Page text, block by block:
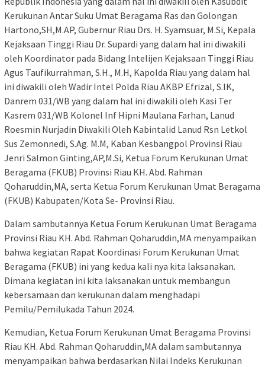
Kerukunan Antar Suku Umat Beragama Ras dan Golongan
Hartono,SH,M.AP, Gubernur Riau Drs. H. Syamsuar, M.Si, Kepala
Kejaksaan Tinggi Riau Dr. Supardi yang dalam hal ini diwakili
oleh Koordinator pada Bidang Intelijen Kejaksaan Tinggi Riau
Agus Taufikurrahman, S.H., M.H, Kapolda Riau yang dalam hal
ini diwakili oleh Wadir Intel Polda Riau AKBP Efrizal, S.IK,
Danrem 031/WB yang dalam hal ini diwakili oleh Kasi Ter
Kasrem 031/WB Kolonel Inf Hipni Maulana Farhan, Lanud
Roesmin Nurjadin Diwakili Oleh Kabintalid Lanud Rsn Letkol
Sus Zemonnedi, S.Ag. M.M, Kaban Kesbangpol Provinsi Riau
Jenri Salmon Ginting,AP,M.Si, Ketua Forum Kerukunan Umat
Beragama (FKUB) Provinsi Riau KH. Abd. Rahman
Qoharuddin,MA, serta Ketua Forum Kerukunan Umat Beragama
(FKUB) Kabupaten/Kota Se- Provinsi Riau.
Dalam sambutannya Ketua Forum Kerukunan Umat Beragama
Provinsi Riau KH. Abd. Rahman Qoharuddin,MA menyampaikan
bahwa kegiatan Rapat Koordinasi Forum Kerukunan Umat
Beragama (FKUB) ini yang kedua kali nya kita laksanakan.
Dimana kegiatan ini kita laksanakan untuk membangun
kebersamaan dan kerukunan dalam menghadapi
Pemilu/Pemilukada Tahun 2024.
Kemudian, Ketua Forum Kerukunan Umat Beragama Provinsi
Riau KH. Abd. Rahman Qoharuddin,MA dalam sambutannya
menyampaikan bahwa berdasarkan Nilai Indeks Kerukunan